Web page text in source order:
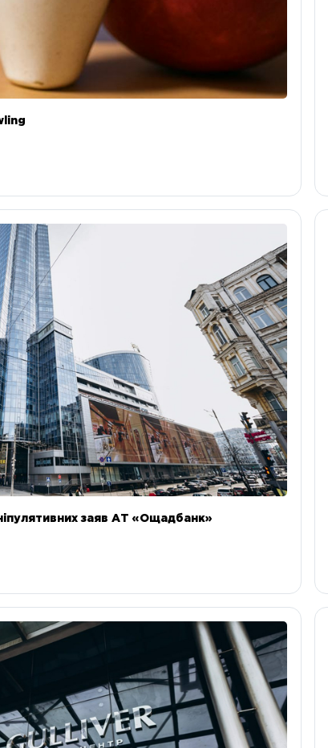
заяв АТ «Ощадбанк»